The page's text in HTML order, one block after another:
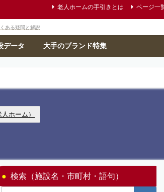
老人ホームの手引きとは ページ一
データ 大手のブランド特集
ホーム）
検索（施設名・市町村・語句）